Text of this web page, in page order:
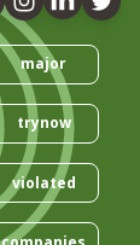
major
trynow
violated